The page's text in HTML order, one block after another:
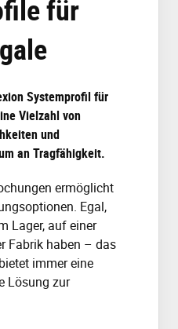
für
Systemprofil für
Vielzahl von
und
an Tragfähigkeit.
ermöglicht
Egal,
Lager, auf einer
Fabrik haben – das
immer eine
Lösung zur